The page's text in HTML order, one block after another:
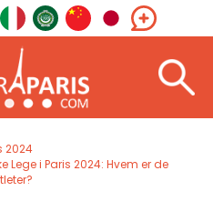
2024
Lege i Paris 2024: Hvem er de